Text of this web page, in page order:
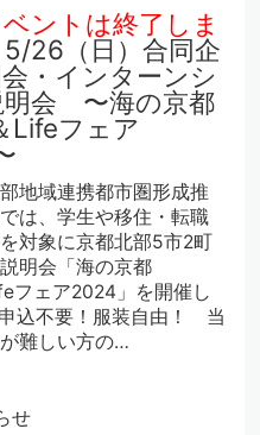
ベントは終了しま
5/26（日）合同企
・インターンシ
明会 〜海の京都
Lifeフェア
地域連携都市圏形成推
は、学生や移住・転職
対象に京都北部5市2町
明会「海の京都
フェア2024」を開催し
込不要！服装自由！ 当
難しい方の…
せ